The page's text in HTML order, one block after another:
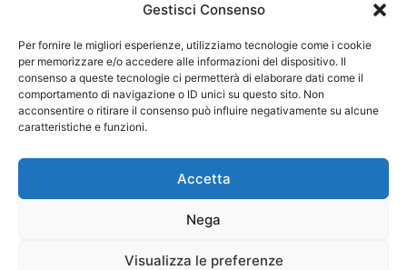
Gestisci Consenso
Per fornire le migliori esperienze, utilizziamo tecnologie come i cookie
per memorizzare e/o accedere alle informazioni del dispositivo. Il
consenso a queste tecnologie ci permetterà di elaborare dati come il
comportamento di navigazione o ID unici su questo sito. Non
acconsentire o ritirare il consenso può influire negativamente su alcune
caratteristiche e funzioni.
Accetta
Nega
Visualizza le preferenze
Contatti Cookie Policy Privacy Policy